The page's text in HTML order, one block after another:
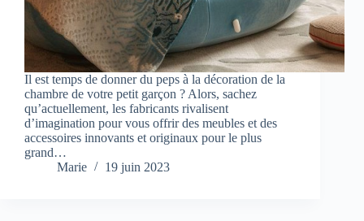
Il est temps de donner du peps à la décoration de la
chambre de votre petit garçon ? Alors, sachez
qu’actuellement, les fabricants rivalisent
d’imagination pour vous offrir des meubles et des
accessoires innovants et originaux pour le plus
grand…
Marie
19 juin 2023